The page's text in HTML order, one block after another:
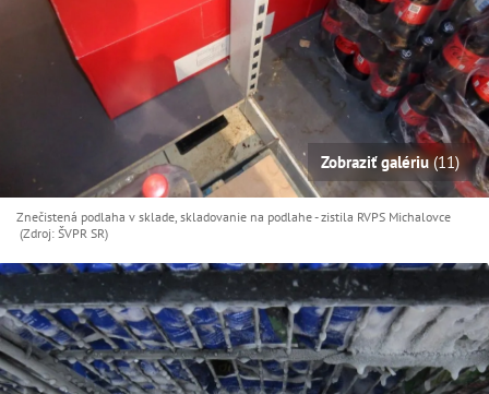
Zobraziť galériu(11)
Znečistená podlaha v sklade, skladovanie na podlahe - zistila RVPS Michalovce
(Zdroj: ŠVPR SR)